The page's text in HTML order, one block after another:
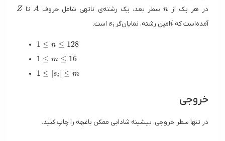
در هر یک از
n سطر بعد، یک رشته‌‌ی ناتهی شامل حروف
A
AتاZ
Z
آمده‌است که iامین رشته، نمایان‌گر
s_i
si است.
1 \le n \le 128
1 ≤ n ≤ 128
1 \le m \le 16
1 ≤ m ≤ 16
1 \le |s_i| \le m
1 ≤ si ≤ m
خروجی
در تنها سطر خروجی، بیشینه شادابی ممکن باغچه را چاپ کنید.